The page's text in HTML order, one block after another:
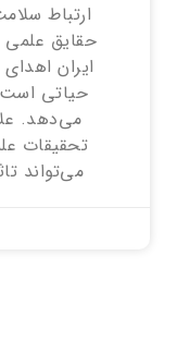
ارتباط
حقایق علمی
ایران
حیاتی است
می‌دهد.
تحقیقات
می‌تواند